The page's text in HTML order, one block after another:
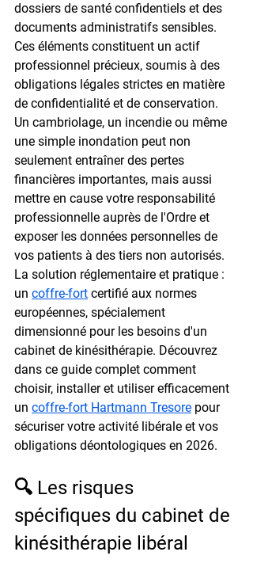
dossiers de santé confidentiels et des
documents administratifs sensibles.
Ces éléments constituent un actif
professionnel précieux, soumis à des
obligations légales strictes en matière
de confidentialité et de conservation.
Un cambriolage, un incendie ou même
une simple inondation peut non
seulement entraîner des pertes
financières importantes, mais aussi
mettre en cause votre responsabilité
professionnelle auprès de l'Ordre et
exposer les données personnelles de
vos patients à des tiers non autorisés.
La solution réglementaire et pratique :
un coffre-fort certifié aux normes
européennes, spécialement
dimensionné pour les besoins d'un
cabinet de kinésithérapie. Découvrez
dans ce guide complet comment
choisir, installer et utiliser efficacement
un coffre-fort Hartmann Tresore pour
sécuriser votre activité libérale et vos
obligations déontologiques en 2026.
🔍 Les risques
spécifiques du cabinet de
kinésithérapie libéral